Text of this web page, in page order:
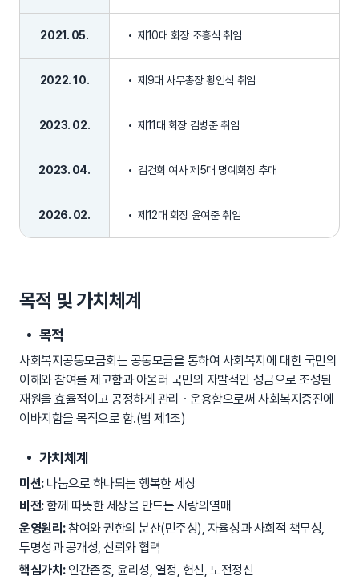
2021. 05. 제10대 회장 조흥식 취임
2022. 10. 제9대 사무총장 황인식 취임
2023. 02. 제11대 회장 김병준 취임
2023. 04. 김건희 여사 제5대 명예회장 추대
2026. 02. 제12대 회장 윤여준 취임
목적 및 가치체계
목적
사회복지공동모금회는 공동모금을 통하여 사회복지에 대한 국민의
이해와 참여를 제고함과 아울러 국민의 자발적인 성금으로 조성된
재원을 효율적이고 공정하게 관리ㆍ운용함으로써 사회복지증진에
이바지함을 목적으로 함.(법 제1조)
가치체계
미션:나눔으로 하나되는 행복한 세상
비전:함께 따뜻한 세상을 만드는 사랑의열매
운영원리:참여와 권한의 분산(민주성), 자율성과 사회적 책무성,
투명성과 공개성, 신뢰와 협력
핵심가치:인간존중, 윤리성, 열정, 헌신, 도전정신